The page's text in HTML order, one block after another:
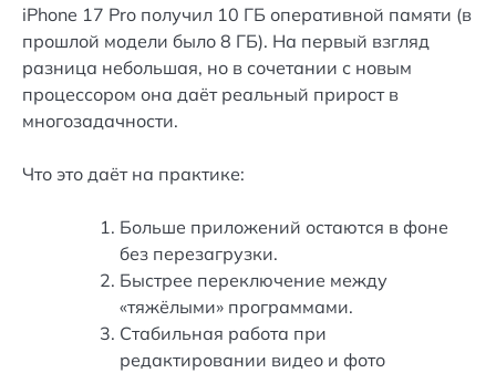
iPhone 17 Pro получил 10 ГБ оперативной памяти (в
прошлой модели было 8 ГБ). На первый взгляд
разница небольшая, но в сочетании с новым
процессором она даёт реальный прирост в
многозадачности.
Что это даёт на практике:
Больше приложений остаются в фоне
без перезагрузки.
Быстрее переключение между
«тяжёлыми» программами.
Стабильная работа при
редактировании видео и фото